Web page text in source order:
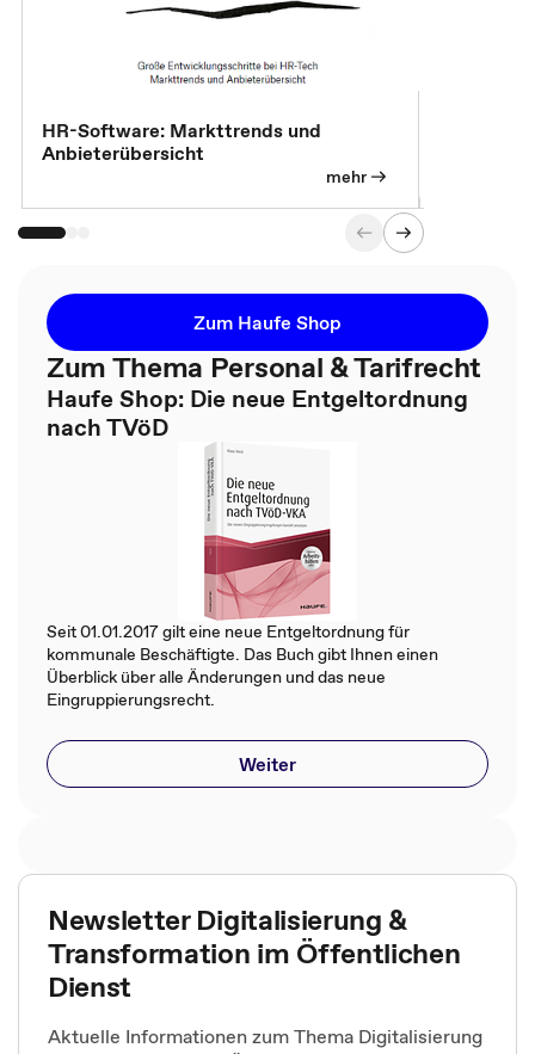
HR-Software: Markttrends und
Anbieterübersicht
mehr
Zum Haufe Shop
Zum Thema Personal & Tarifrecht
Haufe Shop: Die neue Entgeltordnung
nach TVöD
Seit 01.01.2017 gilt eine neue Entgeltordnung für
kommunale Beschäftigte. Das Buch gibt Ihnen einen
Überblick über alle Änderungen und das neue
Eingruppierungsrecht.
Weiter
Newsletter Digitalisierung &
Transformation im Öffentlichen
Dienst
Aktuelle Informationen zum Thema Digitalisierung